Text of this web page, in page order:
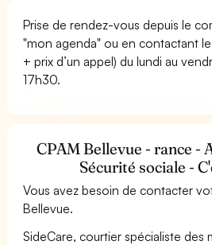
Prise de rendez-vous depuis le
"mon agenda" ou en contactant
+ prix d’un appel) du lundi au
17h30.
CPAM Bellevue - rance -
Sécurité sociale -
Vous avez besoin de contacter
Bellevue.
SideCare, courtier spécialiste des